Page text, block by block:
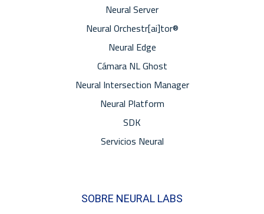
Neural Server
Neural Orchestr[ai]tor®
Neural Edge
Cámara NL Ghost
Neural Intersection Manager
Neural Platform
SDK
Servicios Neural
SOBRE NEURAL LABS